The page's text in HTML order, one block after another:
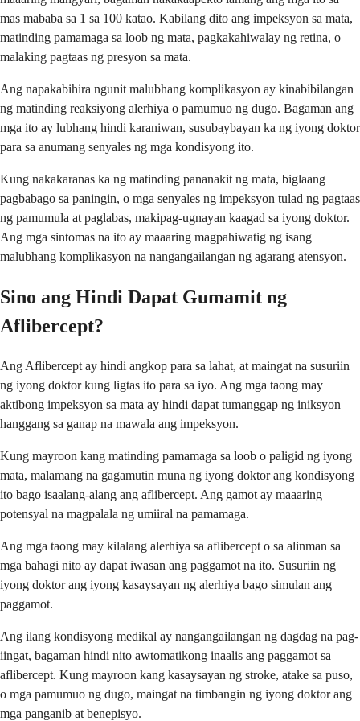
mas mababa sa 1 sa 100 katao. Kabilang dito ang impeksyon sa mata,
matinding pamamaga sa loob ng mata, pagkakahiwalay ng retina, o
malaking pagtaas ng presyon sa mata.
Ang napakabihira ngunit malubhang komplikasyon ay kinabibilangan
ng matinding reaksiyong alerhiya o pamumuo ng dugo. Bagaman ang
mga ito ay lubhang hindi karaniwan, susubaybayan ka ng iyong doktor
para sa anumang senyales ng mga kondisyong ito.
Kung nakakaranas ka ng matinding pananakit ng mata, biglaang
pagbabago sa paningin, o mga senyales ng impeksyon tulad ng pagtaas
ng pamumula at paglabas, makipag-ugnayan kaagad sa iyong doktor.
Ang mga sintomas na ito ay maaaring magpahiwatig ng isang
malubhang komplikasyon na nangangailangan ng agarang atensyon.
Sino ang Hindi Dapat Gumamit ng
Aflibercept?
Ang Aflibercept ay hindi angkop para sa lahat, at maingat na susuriin
ng iyong doktor kung ligtas ito para sa iyo. Ang mga taong may
aktibong impeksyon sa mata ay hindi dapat tumanggap ng iniksyon
hanggang sa ganap na mawala ang impeksyon.
Kung mayroon kang matinding pamamaga sa loob o paligid ng iyong
mata, malamang na gagamutin muna ng iyong doktor ang kondisyong
ito bago isaalang-alang ang aflibercept. Ang gamot ay maaaring
potensyal na magpalala ng umiiral na pamamaga.
Ang mga taong may kilalang alerhiya sa aflibercept o sa alinman sa
mga bahagi nito ay dapat iwasan ang paggamot na ito. Susuriin ng
iyong doktor ang iyong kasaysayan ng alerhiya bago simulan ang
paggamot.
Ang ilang kondisyong medikal ay nangangailangan ng dagdag na pag-
iingat, bagaman hindi nito awtomatikong inaalis ang paggamot sa
aflibercept. Kung mayroon kang kasaysayan ng stroke, atake sa puso,
o mga pamumuo ng dugo, maingat na timbangin ng iyong doktor ang
mga panganib at benepisyo.